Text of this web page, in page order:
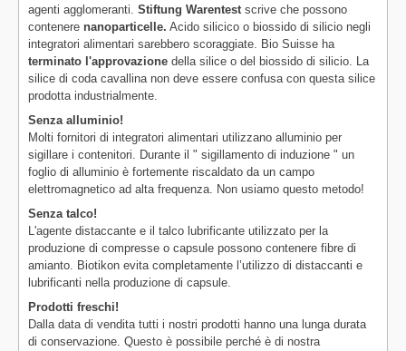
agenti agglomeranti. Stiftung Warentestscrive che possono
contenere nanoparticelle. Acido silicico o biossido di silicio negli
integratori alimentari sarebbero scoraggiate. Bio Suisse ha
terminato l'approvazione della silice o del biossido di silicio. La
silice di coda cavallina non deve essere confusa con questa silice
prodotta industrialmente.
Senza alluminio!
Molti fornitori di integratori alimentari utilizzano alluminio per
sigillare i contenitori. Durante il " sigillamento di induzione " un
foglio di alluminio è fortemente riscaldato da un campo
elettromagnetico ad alta frequenza. Non usiamo questo metodo!
Senza talco!
L'agente distaccante e il talco lubrificante utilizzato per la
produzione di compresse o capsule possono contenere fibre di
amianto. Biotikon evita completamente l’utilizzo di distaccanti e
lubrificanti nella produzione di capsule.
Prodotti freschi!
Dalla data di vendita tutti i nostri prodotti hanno una lunga durata
di conservazione. Questo è possibile perché è di nostra